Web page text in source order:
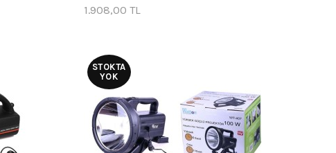
1.908,00 TL
STOKTA
YOK